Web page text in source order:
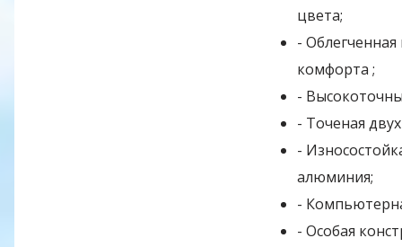
цвета;
-
комфорта ;
-
- Точеная
-
алюминия;
-
- Особая